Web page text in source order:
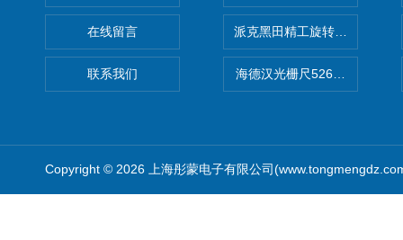
在线留言
联系我们
派克黑田精工旋转气缸
海德汉光栅尺526974-09
Copyright © 2026 上海彤蒙电子有限公司